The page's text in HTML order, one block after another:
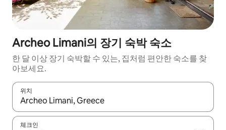
Archeo Limani의 장기 숙박 숙소
한 달 이상 장기 숙박할 수 있는, 집처럼 편안한 숙소를 찾
아보세요.
위치
결과가 나오면 위·아래 화살표 키를 사용하거나 터치 또는 스와이
체크인